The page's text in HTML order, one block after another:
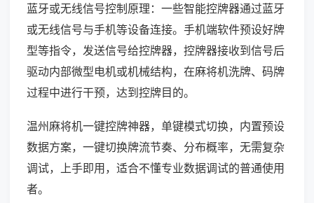
蓝牙或无线信号控制原理：一些智能控牌器通过蓝牙
或无线信号与手机等设备连接。手机端软件预设好牌
型等指令，发送信号给控牌器，控牌器接收到信号后
驱动内部微型电机或机械结构，在麻将机洗牌、码牌
过程中进行干预，达到控牌目的。
温州麻将机一键控牌神器，单键模式切换，内置预设
数据方案，一键切换牌流节奏、分布概率，无需复杂
调试，上手即用，适合不懂专业数据调试的普通使用
者。